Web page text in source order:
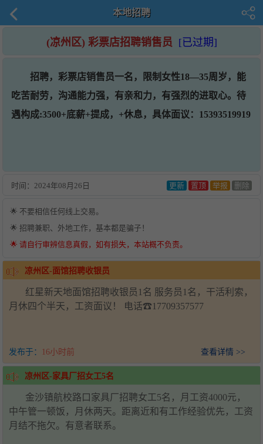
本地招聘
(凉州区) 彩票店招聘销售员 [已过期]
招聘，彩票店销售员一名，限制女性18—35周岁，能
吃苦耐劳，沟通能力强，有亲和力，有强烈的进取心。待
遇构成:3500+底薪+提成，+休息，具体面议：15393519919
时间： 2024年08月26日 更新 置顶 举报 删除
🌟 不要相信任何线上交易。
🌟 招聘兼职、外地工作，基本都是骗子！
🌟 请自行审辨信息真假，如有损失，本站概不负责。
凉州区-面馆招聘收银员
红星新天地面馆招聘收银员1名 服务员1名，干活利索，
月休四个半天，工资面议！ 电话☎17709357577
发布于： 16小时前 查看详情 >>
凉州区-家具厂招女工5名
金沙镇航校路口家具厂招聘女工5名，月工资4000元，
中午管一顿饭，月休两天。距离近和有工作经验优先，工资
月结不拖欠。有意者联系。